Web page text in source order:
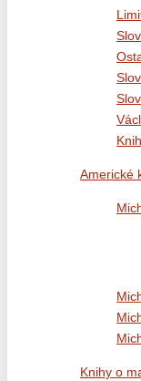
Americké
Knihy o